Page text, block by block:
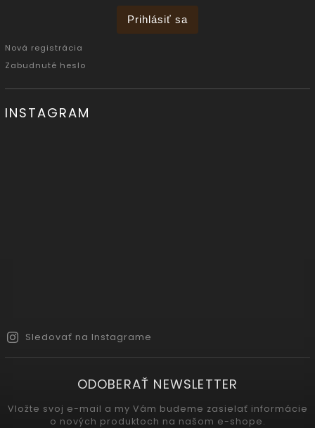
Prihlásiť sa
Nová registrácia
Zabudnuté heslo
INSTAGRAM
Sledovať na Instagrame
ODOBERAŤ NEWSLETTER
Vložte svoj e-mail a my Vám budeme zasielať informácie
o nových produktoch na našom e-shope.